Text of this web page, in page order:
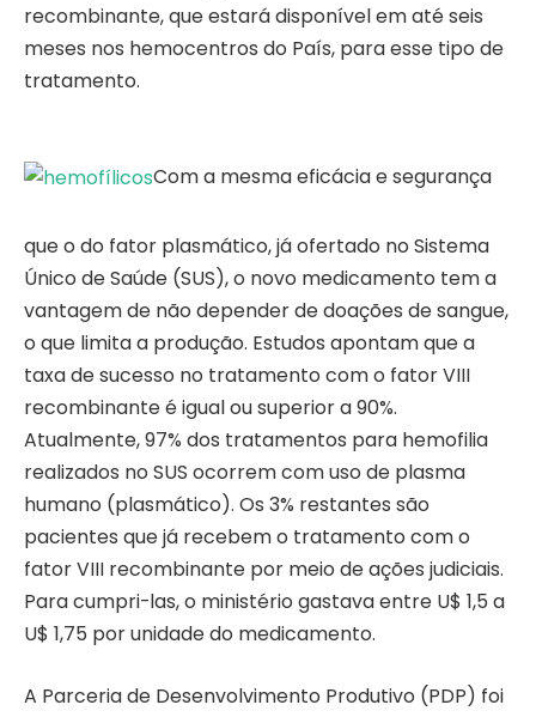
recombinante, que estará disponível em até seis
meses nos hemocentros do País, para esse tipo de
tratamento.
Com a mesma eficácia e segurança
que o do fator plasmático, já ofertado no Sistema
Único de Saúde (SUS), o novo medicamento tem a
vantagem de não depender de doações de sangue,
o que limita a produção. Estudos apontam que a
taxa de sucesso no tratamento com o fator VIII
recombinante é igual ou superior a 90%.
Atualmente, 97% dos tratamentos para hemofilia
realizados no SUS ocorrem com uso de plasma
humano (plasmático). Os 3% restantes são
pacientes que já recebem o tratamento com o
fator VIII recombinante por meio de ações judiciais.
Para cumpri-las, o ministério gastava entre U$ 1,5 a
U$ 1,75 por unidade do medicamento.
A Parceria de Desenvolvimento Produtivo (PDP) foi